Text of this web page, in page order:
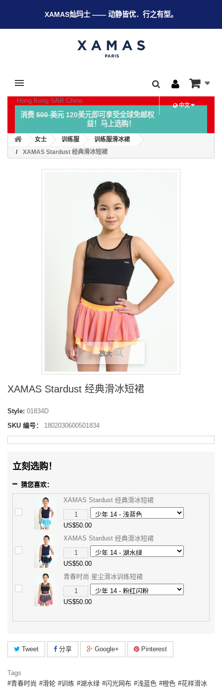
XAMAS灿玛士 —— 动静皆优．行之有型。
Hong Kong SAR China
中文
消费500 美元120美元即可享受全球免邮权
益！马上选购！
女士 训练服
训练服滑冰裙
XAMAS Stardust 经典滑冰短裙
放大
XAMAS Stardust 经典滑冰短裙
Style: 01834D
SKU 编号：
1802030600501834
立刻选购！
猜您喜欢：
XAMAS Stardust 经典滑冰短裙
US$50.00
XAMAS Stardust 经典滑冰短裙
US$50.00
青春时尚 星尘滑冰训练短裙
US$50.00
Tweet 分享 Google+ Pinterest
Tags
青春时尚
滑轮 训练 湖水绿 闪光网布 浅蓝色 橙色
花样滑冰